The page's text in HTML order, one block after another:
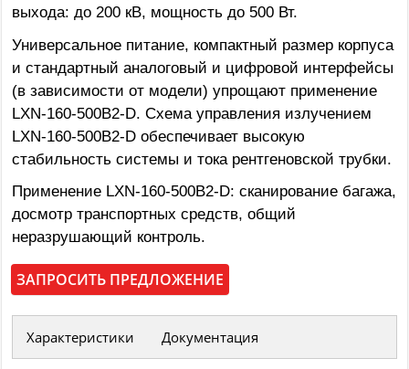
выхода: до 200 кВ, мощность до 500 Вт.
Универсальное питание, компактный размер корпуса
и стандартный аналоговый и цифровой интерфейсы
(в зависимости от модели) упрощают применение
LXN-160-500B2-D. Схема управления излучением
LXN-160-500B2-D обеспечивает высокую
стабильность системы и тока рентгеновской трубки.
Применение LXN-160-500B2-D: сканирование багажа,
досмотр транспортных средств, общий
неразрушающий контроль.
ЗАПРОСИТЬ ПРЕДЛОЖЕНИЕ
Характеристики Документация